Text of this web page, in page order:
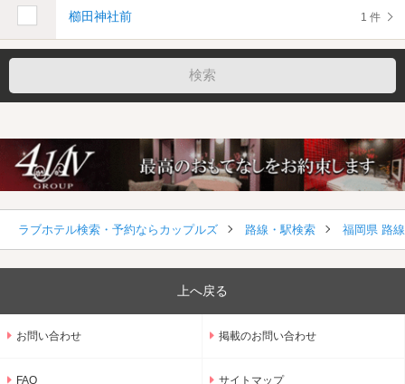
櫛田神社前 1 件
ラブホテル検索・予約ならカップルズ 路線・駅検索 福岡県 路
上へ戻る
お問い合わせ 掲載のお問い合わせ
FAQ サイトマップ